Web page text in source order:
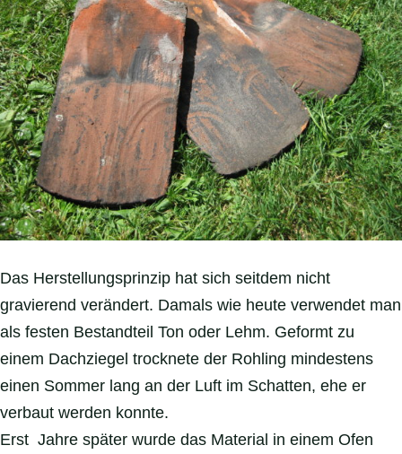
Das Herstellungsprinzip hat sich seitdem nicht
gravierend verändert. Damals wie heute verwendet man
als festen Bestandteil Ton oder Lehm. Geformt zu
einem Dachziegel trocknete der Rohling mindestens
einen Sommer lang an der Luft im Schatten, ehe er
verbaut werden konnte.
Erst Jahre später wurde das Material in einem Ofen